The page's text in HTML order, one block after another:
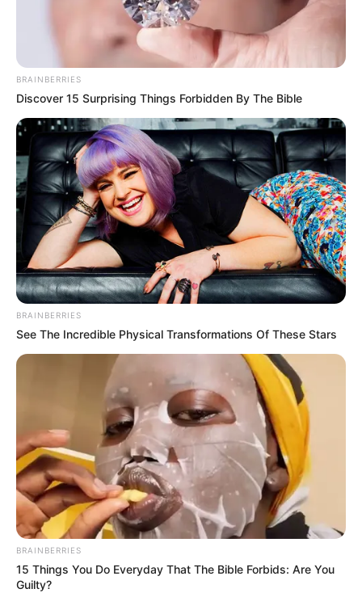
BRAINBERRIES
Discover 15 Surprising Things Forbidden By The Bible
BRAINBERRIES
See The Incredible Physical Transformations Of These Stars
BRAINBERRIES
15 Things You Do Everyday That The Bible Forbids: Are You
Guilty?